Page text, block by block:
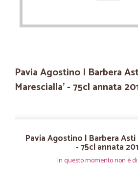
Pavia Agostino | Barbera
Marescialla' - 75cl annata
Pavia Agostino | Barbera
- 75cl annata
In questo momento non è